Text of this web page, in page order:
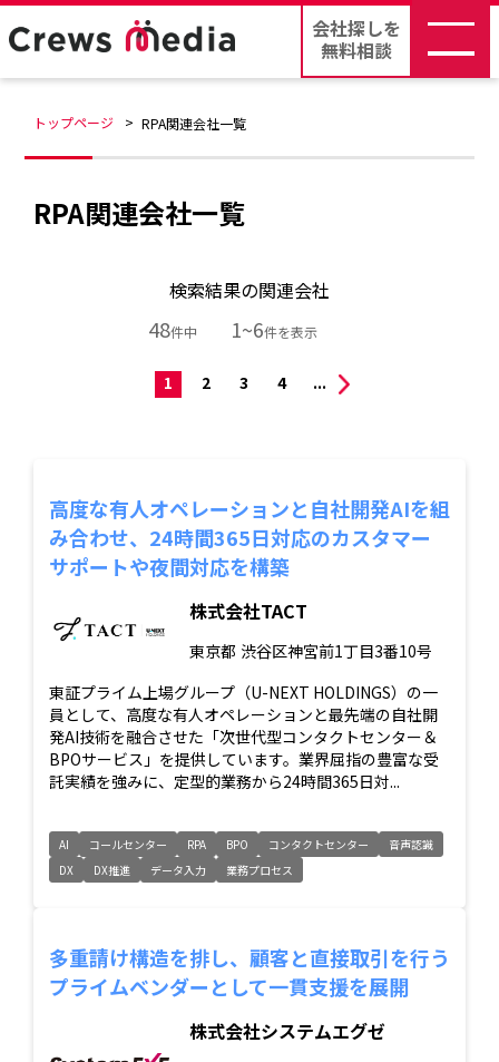
会社探しを
無料相談
トップページ RPA関連会社一覧
RPA関連会社一覧
検索結果の関連会社
48件中 1~6件を表示
1 2 3 4 ...
高度な有人オペレーションと自社開発AIを組
み合わせ、24時間365日対応のカスタマー
サポートや夜間対応を構築
株式会社TACT
東京都 渋谷区神宮前1丁目3番10号
東証プライム上場グループ（U-NEXT HOLDINGS）の一
員として、高度な有人オペレーションと最先端の自社開
発AI技術を融合させた「次世代型コンタクトセンター＆
BPOサービス」を提供しています。業界屈指の豊富な受
託実績を強みに、定型的業務から24時間365日対...
AI コールセンター RPA BPO コンタクトセンター
音声認識
DX
DX推進 データ入力 業務プロセス
多重請け構造を排し、顧客と直接取引を行う
プライムベンダーとして一貫支援を展開
株式会社システムエグゼ